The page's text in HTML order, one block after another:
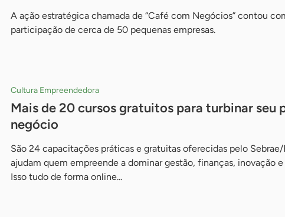
A ação estratégica chamada de “Café com Negócios” contou
participação de cerca de 50 pequenas empresas.
Cultura Empreendedora
Mais de 20 cursos gratuitos para turbinar seu
negócio
São 24 capacitações práticas e gratuitas oferecidas pelo Sebrae/
ajudam quem empreende a dominar gestão, finanças, inovação
Isso tudo de forma online...